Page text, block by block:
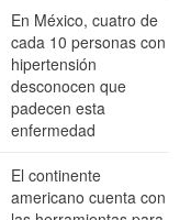
En México, cuatro de
cada 10 personas con
hipertensión
desconocen que
padecen esta
enfermedad
El continente
americano cuenta con